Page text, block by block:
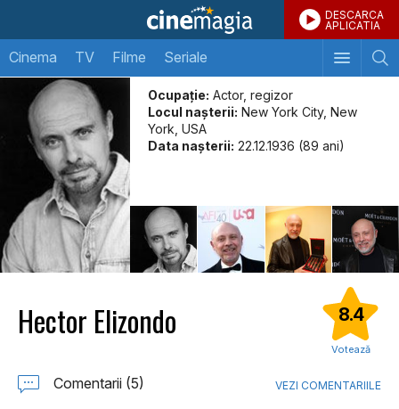
DESCARCA
APLICATIA
Cinema TV Filme Seriale
Ocupație: Actor, regizor
Locul naşterii: New York City, New
York, USA
Data naşterii: 22.12.1936 (89 ani)
Hector Elizondo 8.4
Votează
Comentarii (5) VEZI COMENTARIILE